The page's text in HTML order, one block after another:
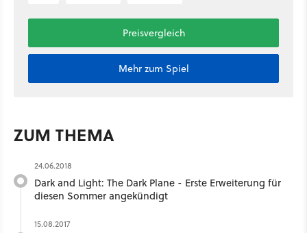
Preisvergleich
Mehr zum Spiel
ZUM THEMA
24.06.2018
Dark and Light: The Dark Plane - Erste Erweiterung für
diesen Sommer angekündigt
15.08.2017